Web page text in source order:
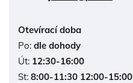
Otevírací doba
Po: dle dohody
Út: 12:30-16:00
St: 8:00-11:30 12:00-15:00